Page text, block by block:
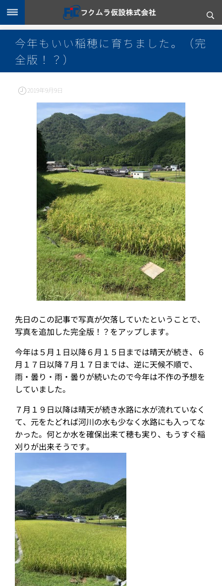
今年もいい稲穂に育ちました。（完
全版！？）
2019年9月9日
先日のこの記事で写真が欠落していたということで、
写真を追加した完全版！？をアップします。
今年は５月１日以降６月１５日までは晴天が続き、６
月１７日以降７月１７日までは、逆に天候不順で、
雨・曇り・雨・曇りが続いたので今年は不作の予想を
していました。
７月１９日以降は晴天が続き水路に水が流れていなく
て、元をたどれば河川の水も少なく水路にも入ってな
かった。何とか水を確保出来て穂も実り、もうすぐ稲
刈りが出来そうです。